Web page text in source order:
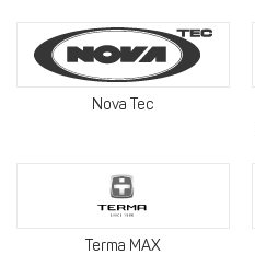
Nova Tec
Terma MAX